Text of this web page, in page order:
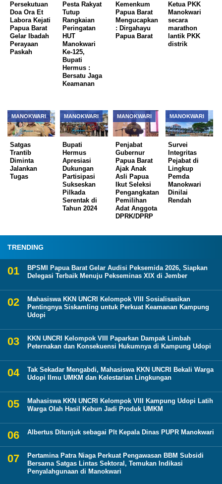
Persekutuan
Doa Ora Et
Labora Kejati
Papua Barat
Gelar Ibadah
Perayaan
Paskah
Pesta Rakyat
Tutup
Rangkaian
Peringatan
HUT
Manokwari
Ke-125,
Bupati
Hermus :
Bersatu Jaga
Keamanan
Kemenkum
Papua Barat
Mengucapkan
: Dirgahayu
Papua Barat
Ketua PKK
Manokwari
secara
marathon
lantik PKK
distrik
MANOKWARI
Satgas
Trantib
Diminta
Jalankan
Tugas
MANOKWARI
Bupati
Hermus
Apresiasi
Dukungan
Partisipasi
Sukseskan
Pilkada
Serentak di
Tahun 2024
MANOKWARI
Penjabat
Gubernur
Papua Barat
Ajak Anak
Asli Papua
Ikut Seleksi
Pengangkatan
Pemilihan
Adat Anggota
DPRK/DPRP
MANOKWARI
Survei
Integritas
Pejabat di
Lingkup
Pemda
Manokwari
Dinilai
Rendah
TRENDING
BPSMI Papua Barat Gelar Audisi Peksemida 2026, Siapkan
Delegasi Terbaik Menuju Pekseminas XIX di Jember
Mahasiswa KKN UNCRI Kelompok VIII Sosialisasikan
Pentingnya Siskamling untuk Perkuat Keamanan Kampung
Udopi
KKN UNCRI Kelompok VIII Paparkan Dampak Limbah
Peternakan dan Konsekuensi Hukumnya di Kampung Udopi
Tak Sekadar Mengabdi, Mahasiswa KKN UNCRI Bekali Warga
Udopi Ilmu UMKM dan Kelestarian Lingkungan
Mahasiswa KKN UNCRI Kelompok VIII Kampung Udopi Latih
Warga Olah Hasil Kebun Jadi Produk UMKM
Albertus Ditunjuk sebagai Plt Kepala Dinas PUPR Manokwari
Pertamina Patra Niaga Perkuat Pengawasan BBM Subsidi
Bersama Satgas Lintas Sektoral, Temukan Indikasi
Penyalahgunaan di Manokwari